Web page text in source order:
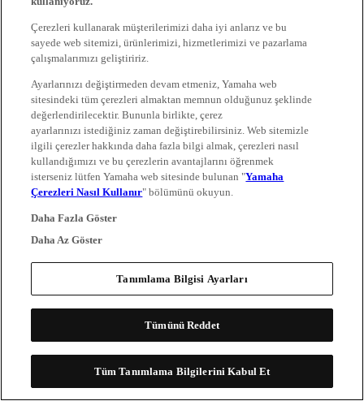
Çerezleri kullanarak müşterilerimizi daha iyi anlarız ve bu
sayede web sitemizi, ürünlerimizi, hizmetlerimizi ve pazarlama
çalışmalarımızı geliştiririz.
Ayarlarınızı değiştirmeden devam etmeniz, Yamaha web
sitesindeki tüm çerezleri almaktan memnun olduğunuz şeklinde
değerlendirilecektir. Bununla birlikte, çerez
ayarlarınızı istediğiniz zaman değiştirebilirsiniz. Web sitemizle
ilgili çerezler hakkında daha fazla bilgi almak, çerezleri nasıl
kullandığımızı ve bu çerezlerin avantajlarını öğrenmek
isterseniz lütfen Yamaha web sitesinde bulunan "Yamaha
Çerezleri Nasıl Kullanır" bölümünü okuyun.
Daha Fazla Göster
Daha Az Göster
Tanımlama Bilgisi Ayarları
Tümünü Reddet
Tüm Tanımlama Bilgilerini Kabul Et